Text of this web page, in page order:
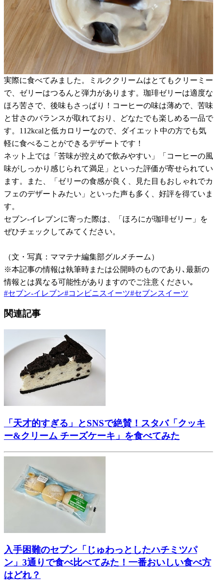
実際に食べてみました。ミルククリームはとてもクリーミー
で、ゼリーはつるんと弾力があります。珈琲ゼリーは適度な
ほろ苦さで、後味もさっぱり！コーヒーの味は薄めで、苦味
と甘さのバランスが取れており、どなたでも楽しめる一品で
す。112kcalと低カロリーなので、ダイエット中の方でも気
軽に食べることができるデザートです！
ネット上では「苦味が控えめで飲みやすい」「コーヒーの風
味がしっかり感じられて満足」といった評価が寄せられてい
ます。また、「ゼリーの食感が良く、見た目もおしゃれでカ
フェのデザートみたい」といった声も多く、好評を得ていま
す。
セブン-イレブンに寄った際は、「ほろにが珈琲ゼリー」を
ぜひチェックしてみてください。
（文・写真：ママテナ編集部グルメチーム）
※本記事の情報は執筆時または公開時のものであり､最新の
情報とは異なる可能性がありますのでご注意ください｡
#セブン-イレブン#コンビニスイーツ#セブンスイーツ
関連記事
「天才的すぎる」とSNSで絶賛！スタバ「クッキ
ー&クリーム チーズケーキ」を食べてみた
入手困難のセブン「じゅわっとしたハチミツパ
ン」3通りで食べ比べてみた！一番おいしい食べ方
はどれ？